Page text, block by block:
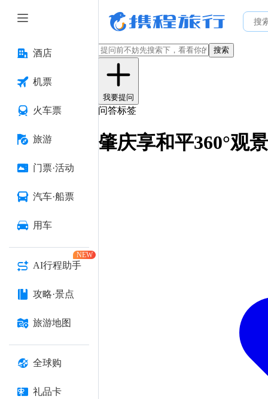
酒店
机票
火车票
旅游
门票·活动
汽车·船票
用车
AI行程助手
NEW
攻略·景点
旅游地图
全球购
礼品卡
搜索
我要提问
问答标签
肇庆享和平360°观